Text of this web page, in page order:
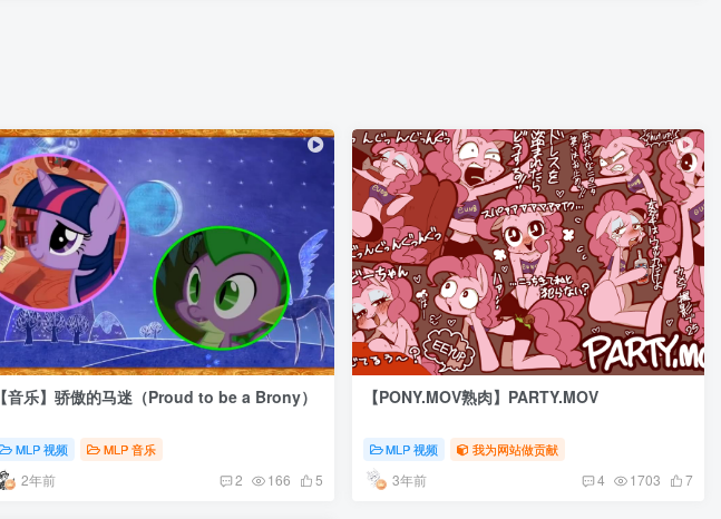
【音乐】骄傲的马迷（Proud to be a Brony）
MLP 视频 MLP 音乐
2年前 2 166 5
【PONY.MOV熟肉】PARTY.MOV
MLP 视频 我为网站做贡献
3年前 4 1703 7